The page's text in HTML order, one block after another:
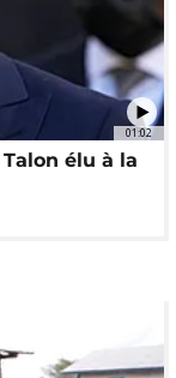
01:02
élu à la